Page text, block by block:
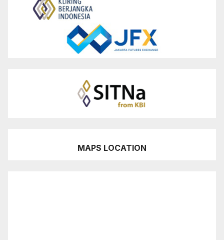
MAPS LOCATION